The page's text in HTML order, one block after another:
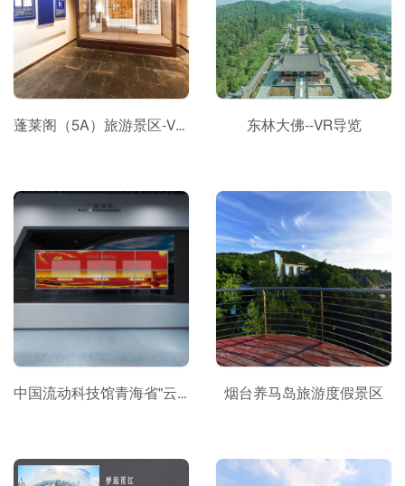
蓬莱阁（5A）旅游景区-VR整改版 东林大佛--VR导览
中国流动科技馆青海省"云"巡展 烟台养马岛旅游度假景区